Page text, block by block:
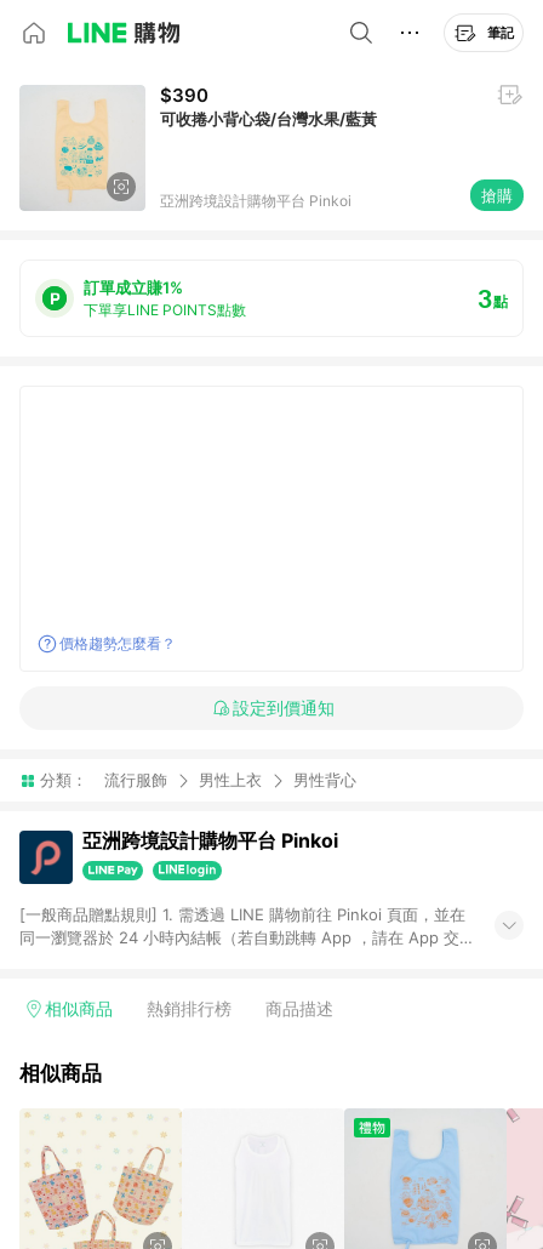
筆記
$390
可收捲小背心袋/台灣水果/藍黃
亞洲跨境設計購物平台 Pinkoi 搶購
訂單成立賺1%
下單享LINE POINTS點數 3點
價格趨勢怎麼看？
設定到價通知
分類： 流行服飾 男性上衣 男性背心
亞洲跨境設計購物平台 Pinkoi
[一般商品贈點規則] 1. 需透過 LINE 購物前往 Pinkoi 頁面，並在
同一瀏覽器於 24 小時內結帳（若自動跳轉 App ，請在 App 交
回饋訂單不得享有 Pinkoi 站方優惠，例如首購優惠，P coins，
行為，不具贈點資格，部分退款不在此限。 6. APP 請更新至
貨後 45 天後發送。 8. 群眾募資商品，禮物卡，開館保證金，補
運費，攤位費等不具贈點資格。 9. LINE 購物站上之商品規格、
顏色、價位、贈品如與 Pinkoi 商品資訊頁及購物車不符，以
Pinkoi 購物商品資訊頁及購物車標示為準。 10. 點數紅包使用規
則請以點數紅包活動說明為準。 11. 若於 LINE 購物前往 Pinkoi
頁面後才首次下載 Pinkoi APP 並完成訂單，不符合導購資格；承
相似商品 熱銷排行榜 商品描述
相似商品